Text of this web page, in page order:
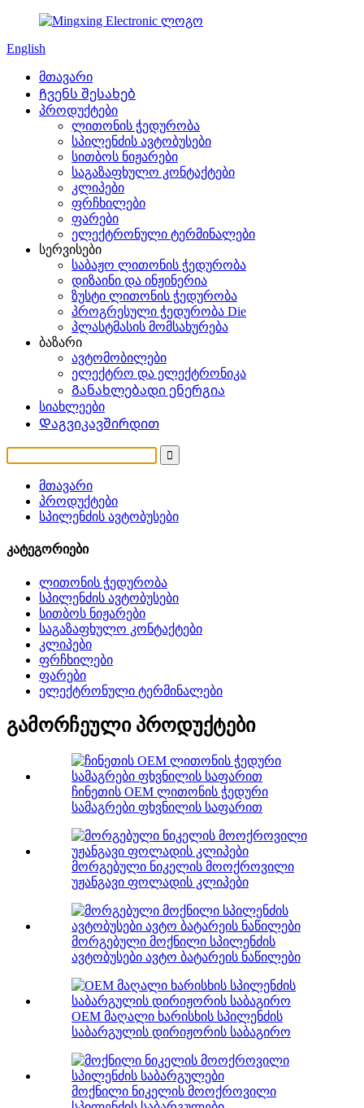
English
მთავარი
Ჩვენს შესახებ
პროდუქტები
ლითონის ჭედურობა
სპილენძის ავტობუსები
სითბოს ნიჟარები
საგაზაფხულო კონტაქტები
კლიპები
ფრჩხილები
ფარები
ელექტრონული ტერმინალები
სერვისები
საბაჟო ლითონის ჭედურობა
დიზაინი და ინჟინერია
ზუსტი ლითონის ჭედურობა
პროგრესული ჭედურობა Die
პლასტმასის მომსახურება
ბაზარი
ავტომობილები
ელექტრო და ელექტრონიკა
Განახლებადი ენერგია
სიახლეები
Დაგვიკავშირდით
მთავარი
პროდუქტები
სპილენძის ავტობუსები
კატეგორიები
ლითონის ჭედურობა
სპილენძის ავტობუსები
სითბოს ნიჟარები
საგაზაფხულო კონტაქტები
კლიპები
ფრჩხილები
ფარები
ელექტრონული ტერმინალები
გამორჩეული პროდუქტები
ჩინეთის OEM ლითონის ჭედური
სამაგრები ფხვნილის საფარით
მორგებული ნიკელის მოოქროვილი
უჟანგავი ფოლადის კლიპები
მორგებული მოქნილი სპილენძის
ავტობუსები ავტო ბატარეის ნაწილები
OEM მაღალი ხარისხის სპილენძის
საბარგულის დირიჟორის საბაგირო
მოქნილი ნიკელის მოოქროვილი